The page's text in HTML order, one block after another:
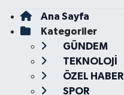
Ana Sayfa
Kategoriler
GÜNDEM
TEKNOLOJİ
ÖZEL HABER
SPOR